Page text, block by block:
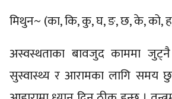
मिथुन~ (का, कि, कु, घ, ङ, छ, के, को,
अस्वस्थताका बावजुद काममा जुट्नै
सुस्वास्थ्य र आरामका लागि समय